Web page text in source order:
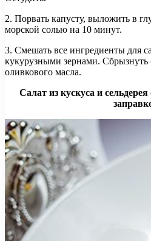
2. Порвать капусту, выложить в
морской солью на 10 минут.
3. Смешать все ингредиенты для
кукурузными зернами. Сбрызнуть
оливкового масла.
Салат из кускуса и